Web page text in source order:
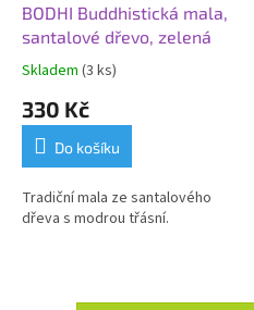
BODHI Buddhistická mala,
santalové dřevo, zelená
Skladem (3 ks)
330 Kč
Do košíku
Tradiční mala ze santalového
dřeva s modrou třásní.